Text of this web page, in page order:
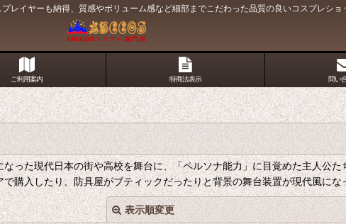
レイヤーも納得、質感やボリューム感など細部までこだわった品質の良いコスプレショ
ご利用案内 特商法表示 問い
った現代日本の街や高校を舞台に、「ペルソナ能力」に目覚めた主人公
購入したり、防具屋がブティックだったりと背景の舞台装置が現代風にな
表示順変更